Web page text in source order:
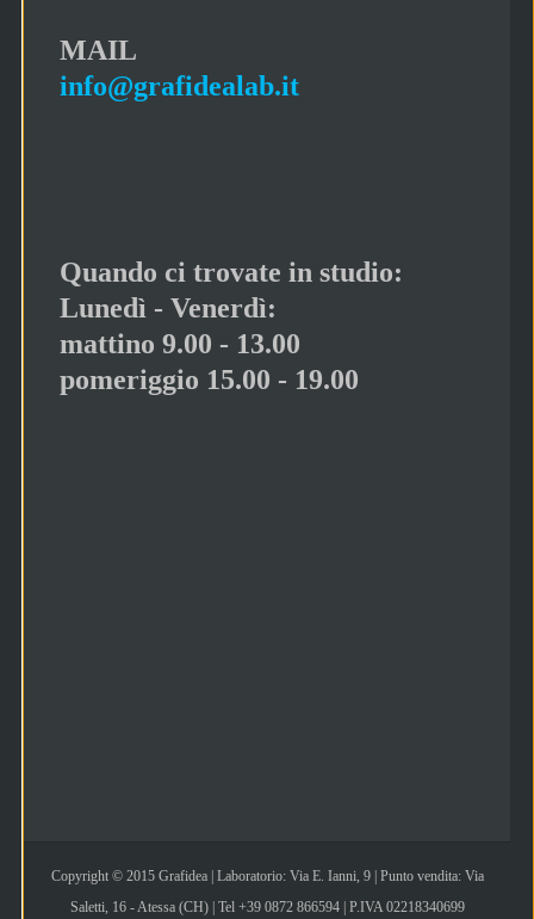
MAIL
info@grafidealab.it
Quando ci trovate in studio:
Lunedì - Venerdì:
mattino 9.00 - 13.00
pomeriggio 15.00 - 19.00
Copyright © 2015 Grafidea | Laboratorio: Via E. Ianni, 9 | Punto vendita: Via
Saletti, 16 - Atessa (CH) | Tel +39 0872 866594 | P.IVA 02218340699